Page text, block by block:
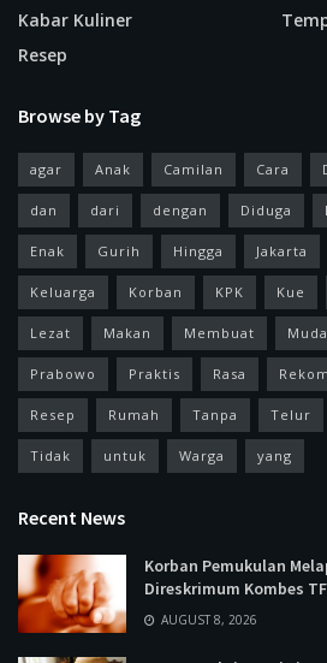
Kabar Kuliner
Resep
Browse by Tag
agar Anak Camilan Cara
dan dari dengan Diduga
Enak Gurih Hingga Jakarta
Keluarga Korban KPK Kue
Lezat Makan Membuat
Prabowo Praktis Rasa
Resep Rumah Tanpa Telur
Tidak untuk Warga yang
Recent News
Korban Pemukulan
Direskrimum Kombes TF
AUGUST 8, 2026